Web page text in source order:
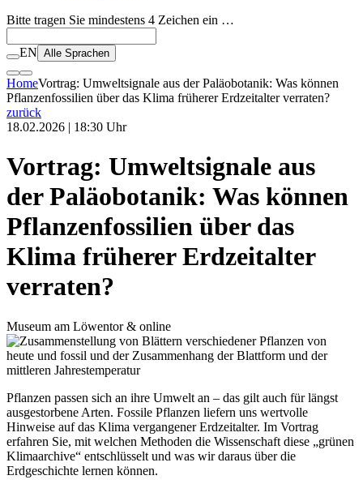
Bitte tragen Sie mindestens 4 Zeichen ein …
EN Alle Sprachen
HomeVortrag: Umweltsignale aus der Paläobotanik: Was können
Pflanzenfossilien über das Klima früherer Erdzeitalter verraten?
zurück
18.02.2026 | 18:30 Uhr
Vortrag: Umweltsignale aus
der Paläobotanik: Was können
Pflanzenfossilien über das
Klima früherer Erdzeitalter
verraten?
Museum am Löwentor & online
Pflanzen passen sich an ihre Umwelt an – das gilt auch für längst
ausgestorbene Arten. Fossile Pflanzen liefern uns wertvolle
Hinweise auf das Klima vergangener Erdzeitalter. Im Vortrag
erfahren Sie, mit welchen Methoden die Wissenschaft diese „grünen
Klimaarchive“ entschlüsselt und was wir daraus über die
Erdgeschichte lernen können.